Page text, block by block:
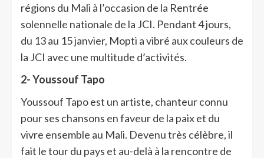
régions du Mali à l’occasion de la Rentrée
solennelle nationale de la JCI. Pendant 4 jours,
du 13 au 15 janvier, Mopti a vibré aux couleurs de
la JCI avec une multitude d’activités.
2- Youssouf Tapo
Youssouf Tapo est un artiste, chanteur connu
pour ses chansons en faveur de la paix et du
vivre ensemble au Mali. Devenu très célèbre, il
fait le tour du pays et au-delà à la rencontre de